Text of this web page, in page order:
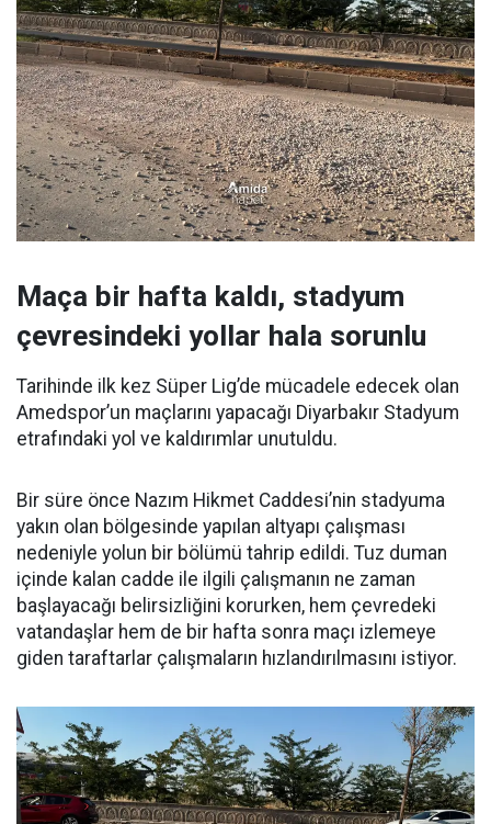
Maça bir hafta kaldı, stadyum
çevresindeki yollar hala sorunlu
Tarihinde ilk kez Süper Lig’de mücadele edecek olan
Amedspor’un maçlarını yapacağı Diyarbakır Stadyum
etrafındaki yol ve kaldırımlar unutuldu.
Bir süre önce Nazım Hikmet Caddesi’nin stadyuma
yakın olan bölgesinde yapılan altyapı çalışması
nedeniyle yolun bir bölümü tahrip edildi. Tuz duman
içinde kalan cadde ile ilgili çalışmanın ne zaman
başlayacağı belirsizliğini korurken, hem çevredeki
vatandaşlar hem de bir hafta sonra maçı izlemeye
giden taraftarlar çalışmaların hızlandırılmasını istiyor.